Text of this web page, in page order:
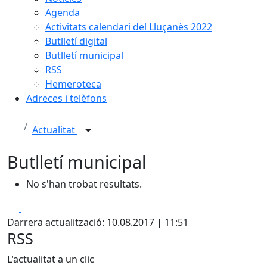
Agenda
Activitats calendari del Lluçanès 2022
Butlletí digital
Butlletí municipal
RSS
Hemeroteca
Adreces i telèfons
Actualitat
Butlletí municipal
No s'han trobat resultats.
Darrera actualització: 10.08.2017 | 11:51
RSS
L'actualitat a un clic